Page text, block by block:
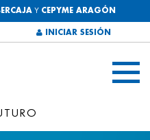
Y CEPYME ARAGÓN
INICIAR SESIÓN